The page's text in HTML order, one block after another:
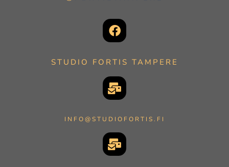
STUDIO FORTIS TAMPERE
INFO@STUDIOFORTIS.FI